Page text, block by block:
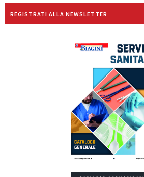
REGISTRATI ALLA NEWSLETTER